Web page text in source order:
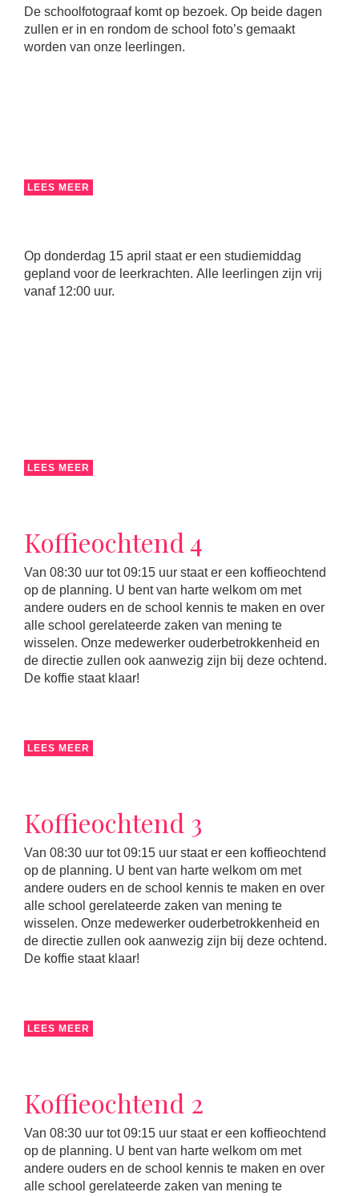
De schoolfotograaf komt op bezoek. Op beide dagen
zullen er in en rondom de school foto’s gemaakt
worden van onze leerlingen.
LEES MEER
Op donderdag 15 april staat er een studiemiddag
gepland voor de leerkrachten. Alle leerlingen zijn vrij
vanaf 12:00 uur.
LEES MEER
Koffieochtend 4
Van 08:30 uur tot 09:15 uur staat er een koffieochtend
op de planning. U bent van harte welkom om met
andere ouders en de school kennis te maken en over
alle school gerelateerde zaken van mening te
wisselen. Onze medewerker ouderbetrokkenheid en
de directie zullen ook aanwezig zijn bij deze ochtend.
De koffie staat klaar!
LEES MEER
Koffieochtend 3
Van 08:30 uur tot 09:15 uur staat er een koffieochtend
op de planning. U bent van harte welkom om met
andere ouders en de school kennis te maken en over
alle school gerelateerde zaken van mening te
wisselen. Onze medewerker ouderbetrokkenheid en
de directie zullen ook aanwezig zijn bij deze ochtend.
De koffie staat klaar!
LEES MEER
Koffieochtend 2
Van 08:30 uur tot 09:15 uur staat er een koffieochtend
op de planning. U bent van harte welkom om met
andere ouders en de school kennis te maken en over
alle school gerelateerde zaken van mening te